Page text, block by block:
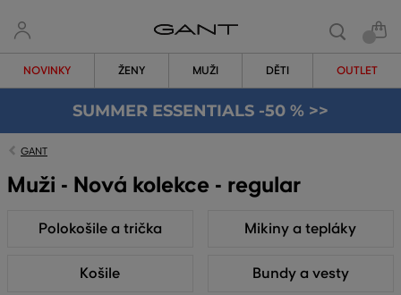
NOVINKY ŽENY MUŽI DĚTI OUTLET
SUMMER ESSENTIALS -50 % >>
GANT
Muži - Nová kolekce - regular
Polokošile a trička Mikiny a tepláky
Košile Bundy a vesty